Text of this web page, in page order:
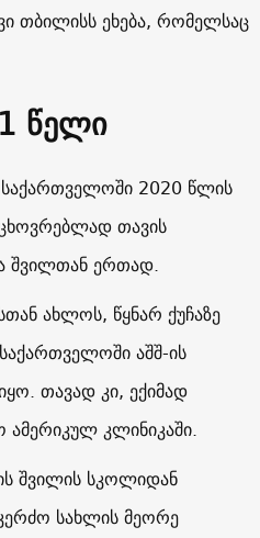
თბილისს ეხება, რომელსაც
წელი
2020 წლის
თავის
შვილთან ერთად.
ახლოს, წყნარ ქუჩაზე
აშშ-ის
თავად კი, ექიმად
კლინიკაში.
შვილის სკოლიდან
სახლის მეორე